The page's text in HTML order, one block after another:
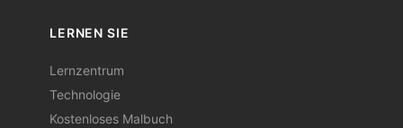
LERNEN SIE
Lernzentrum
Technologie
Kostenloses Malbuch